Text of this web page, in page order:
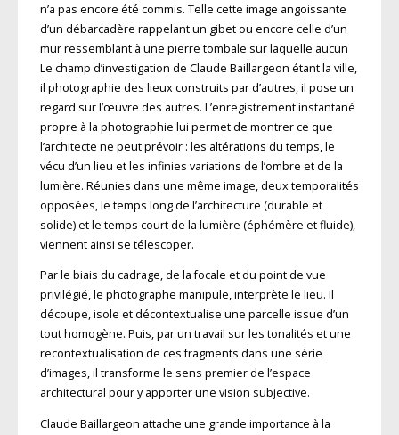
n’a pas encore été commis. Telle cette image angoissante
d’un débarcadère rappelant un gibet ou encore celle d’un
mur ressemblant à une pierre tombale sur laquelle aucun
Le champ d’investigation de Claude Baillargeon étant la ville,
il photographie des lieux construits par d’autres, il pose un
regard sur l’œuvre des autres. L’enregistrement instantané
propre à la photographie lui permet de montrer ce que
l’architecte ne peut prévoir : les altérations du temps, le
vécu d’un lieu et les infinies variations de l’ombre et de la
lumière. Réunies dans une même image, deux temporalités
opposées, le temps long de l’architecture (durable et
solide) et le temps court de la lumière (éphémère et fluide),
viennent ainsi se télescoper.
Par le biais du cadrage, de la focale et du point de vue
privilégié, le photographe manipule, interprète le lieu. Il
découpe, isole et décontextualise une parcelle issue d’un
tout homogène. Puis, par un travail sur les tonalités et une
recontextualisation de ces fragments dans une série
d’images, il transforme le sens premier de l’espace
architectural pour y apporter une vision subjective.
Claude Baillargeon attache une grande importance à la